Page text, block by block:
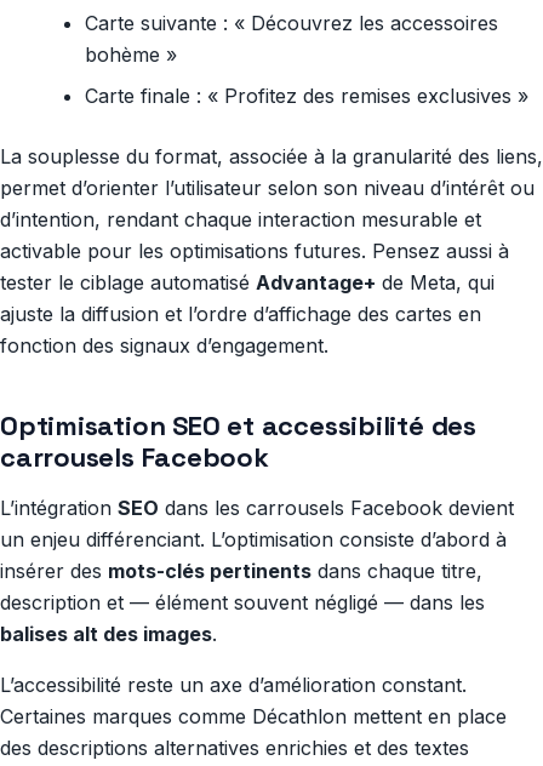
Carte suivante : « Découvrez les accessoires
bohème »
Carte finale : « Profitez des remises exclusives »
La souplesse du format, associée à la granularité des liens,
permet d’orienter l’utilisateur selon son niveau d’intérêt ou
d’intention, rendant chaque interaction mesurable et
activable pour les optimisations futures. Pensez aussi à
tester le ciblage automatisé Advantage+ de Meta, qui
ajuste la diffusion et l’ordre d’affichage des cartes en
fonction des signaux d’engagement.
Optimisation SEO et accessibilité des
carrousels Facebook
L’intégration SEO dans les carrousels Facebook devient
un enjeu différenciant. L’optimisation consiste d’abord à
insérer des mots-clés pertinents dans chaque titre,
description et — élément souvent négligé — dans les
balises alt des images.
L’accessibilité reste un axe d’amélioration constant.
Certaines marques comme Décathlon mettent en place
des descriptions alternatives enrichies et des textes